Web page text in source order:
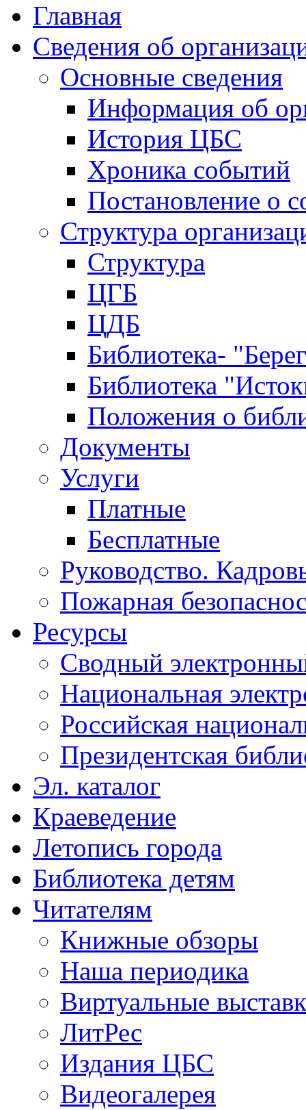
Главная
Сведения об
Основные сведения
Информация об
История ЦБС
Хроника событий
Постановление о
Структура
Структура
ЦГБ
ЦДБ
Библиотека-
Библиотека
Положения о
Документы
Услуги
Платные
Бесплатные
Руководство.
Пожарная
Ресурсы
Сводный
Национальная
Российская
Президентская
Эл. каталог
Краеведение
Летопись города
Библиотека детям
Читателям
Книжные обзоры
Наша периодика
Виртуальные
ЛитРес
Издания ЦБС
Видеогалерея